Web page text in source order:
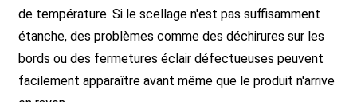
de température. Si le scellage n'est pas suffisamment
étanche, des problèmes comme des déchirures sur les
bords ou des fermetures éclair défectueuses peuvent
facilement apparaître avant même que le produit n'arrive